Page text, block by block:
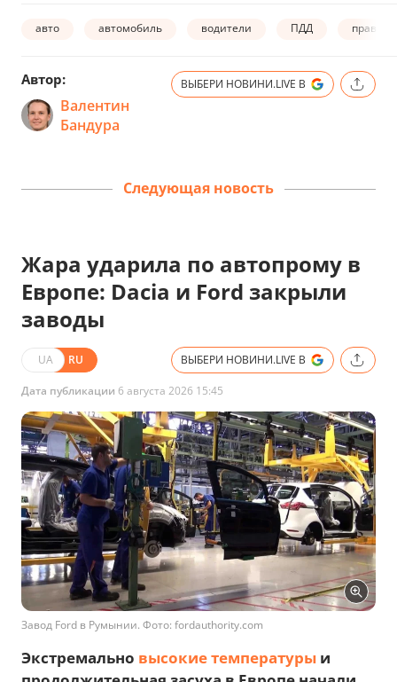
авто автомобиль водители ПДД
Автор:
Валентин
Бандура
ВЫБЕРИ НОВИНИ.LIVE В
Следующая новость
Жара ударила по автопрому в
Европе: Dacia и Ford закрыли
заводы
UA RU ВЫБЕРИ НОВИНИ.LIVE В
Дата публикации 6 августа 2026 15:45
Завод Ford в Румынии. Фото: fordauthority.com
Экстремально высокие температуры и